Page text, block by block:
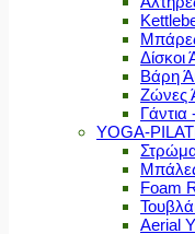
Βάρη
Ζώνες
YOGA-
Foam
Aerial